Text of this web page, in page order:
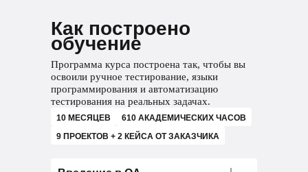
Как построено
обучение
Программа курса построена так, чтобы вы
освоили ручное тестирование, языки
программирования и автоматизацию
тестирования на реальных задачах.
10 МЕСЯЦЕВ
610 АКАДЕМИЧЕСКИХ ЧАСОВ
9 ПРОЕКТОВ + 2 КЕЙСА ОТ ЗАКАЗЧИКА